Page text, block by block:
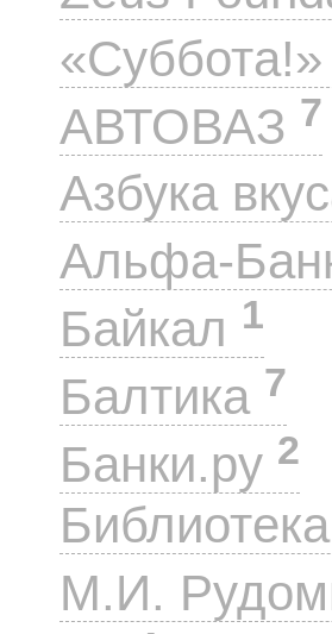
«Суббота!»
АВТОВАЗ 7
Азбука
Альфа-
Байкал 1
Балтика 7
Банки.ру 2
М.И.